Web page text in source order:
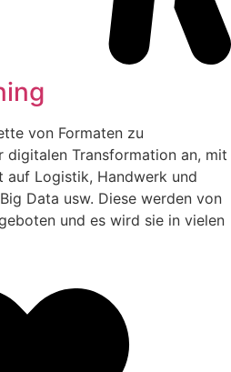
von Formaten zu
digitalen Transformation an, mit
auf Logistik, Handwerk und
Data usw. Diese werden von
und es wird sie in vielen